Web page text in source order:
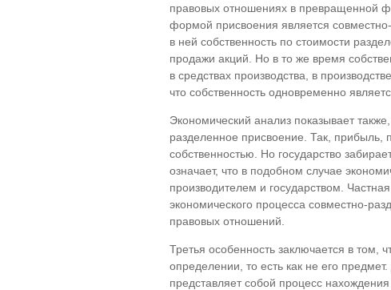
правовых отношениях в превращенной
формой присвоения является
в ней собственность по стоимости
продажи акций. Но в то же время
в средствах производства, в
что собственность одновременно
Экономический анализ показывает
разделенное присвоение. Так, прибыль,
собственностью. Но государство
означает, что в подобном случае
производителем и государством.
экономического процесса совместно-
правовых отношений.
Третья особенность заключается в том,
определении, то есть как не его
представляет собой процесс